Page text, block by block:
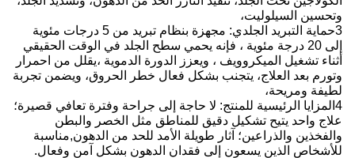
وتحسين السيلوليت،
3حماية التبريد الجلدي: مجهزة بنظام تبريد من 5 درجات مئوية
إلى 20 درجة مئوية ، فإنه يحمي سطح الجلد في الوقت الحقيقي
أثناء تشغيل الميكروويف ، ويعزز الدورة الدموية ،يقلل من احمرار
وتورم بعد العلاج، يتجنب بشكل فعال خطر الحروق، ويضمن تجربة
لطيفة ومريحة،
4المزايا الرئيسية للمنتج: لا حاجة إلى جراحة وفترة تعافي قصيرة؛
علاج واحد يتيح تشكيل دقيق للمناطق مثل الخصر والبطن
والفخذين والذراعين؛ آثار طويلة الأمد للحد من الدهون,مناسبة
للأشخاص الذين يسعون إلى فقدان الدهون بشكل آمن وفعال.